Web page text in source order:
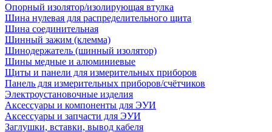
Опорный изолятор/изолирующая втулка
Шина нулевая для распределительного щита
Шина соединительная
Шинный зажим (клемма)
Шинодержатель (шинный изолятор)
Шины медные и алюминиевые
Щиты и панели для измерительных приборов
Панель для измерительных приборов/счётчиков
Электроустановочные изделия
Аксессуары и компоненты для ЭУИ
Аксессуары и запчасти для ЭУИ
Заглушки, вставки, вывод кабеля